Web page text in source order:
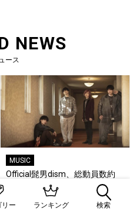
NEWS
ース
MUSIC
Official髭男dism、総動員数約
30万人となった自身初のアリー
ナツアーの映像作品『Official髭
男dism 「one-man tour 2021-
リー ランキング 検索